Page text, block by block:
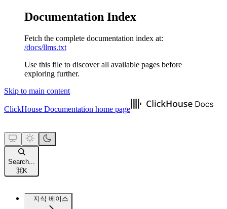
Documentation Index
Fetch the complete documentation index at:
/docs/llms.txt
Use this file to discover all available pages before
exploring further.
Skip to main content
ClickHouse Documentation home page
Search...
⌘K
지식 베이스